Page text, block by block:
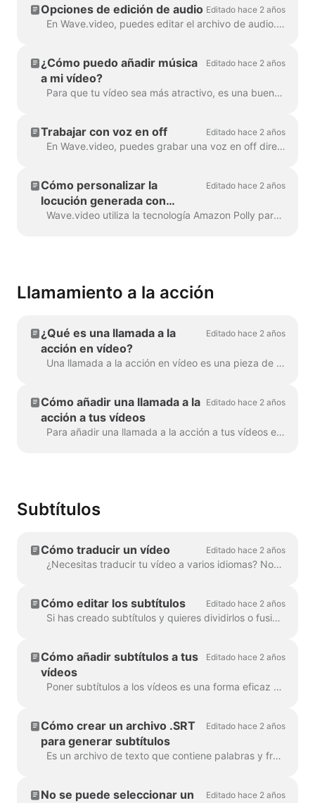
Opciones de edición de audio Editado hace 2 años
En Wave.video, puedes editar el archivo de audio. Estas son las opciones de edición disponibles: Recorta el archivo de audio Cambia su volumen Añade un fundido de...
¿Cómo puedo añadir música
a mi vídeo?
Editado hace 2 años
Para que tu vídeo sea más atractivo, es una buena idea añadirle una pista de audio. Para añadir música o cualquier audio, haz clic en la pista de audio en la línea de tiempo ...
Trabajar con voz en off Editado hace 2 años
En Wave.video, puedes grabar una voz en off directamente en el editor, al crear tu vídeo. Haz clic en la pista de audio y selecciona Grabar voz: Voz en off 7...
Cómo personalizar la
locución generada con
etiquetas SSML
Editado hace 2 años
Wave.video utiliza la tecnología Amazon Polly para generar pistas de audio a partir de texto. A veces, el resultado por defecto no es impecable, y es posible que desee...
Llamamiento a la acción
¿Qué es una llamada a la
acción en vídeo?
Editado hace 2 años
Una llamada a la acción en vídeo es una pieza de contenido que induce al espectador a realizar una determinada acción después de ver el vídeo. Puede ser (pero ...
Cómo añadir una llamada a la
acción a tus vídeos
Editado hace 2 años
Para añadir una llamada a la acción a tus vídeos en Wave.video, haz clic en el signo "Añadir llamada a la acción" en la línea de tiempo. Estará disponible en la ...
Subtítulos
Cómo traducir un vídeo Editado hace 2 años
¿Necesitas traducir tu vídeo a varios idiomas? Nosotros nos encargamos. Nota: aquí utilizamos subtítulos automáticos. Tu límite mensual...
Cómo editar los subtítulos Editado hace 2 años
Si has creado subtítulos y quieres dividirlos o fusionarlos, utiliza la función Dividir subtítulos o las teclas Intro y Retroceso. Utilizando estas opc...
Cómo añadir subtítulos a tus
vídeos
Editado hace 2 años
Poner subtítulos a los vídeos es una forma eficaz de llegar a más espectadores y aumentar la participación en tus contenidos. Con Wave.video, puedes añadir subtítulos automátic...
Cómo crear un archivo .SRT
para generar subtítulos
Editado hace 2 años
Es un archivo de texto que contiene palabras y frases dichas en el vídeo. Estos archivos se pueden utilizar junto con los archivos de vídeo, o reproductores de vídeo en l...
No se puede seleccionar un
Editado hace 2 años